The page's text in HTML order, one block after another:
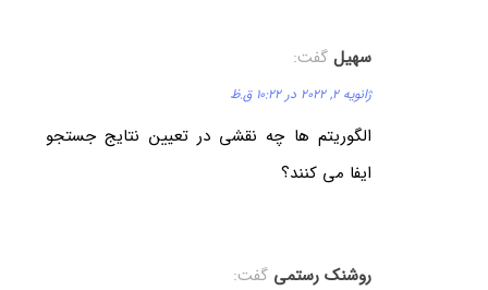
سهیل گفت:
ژانویه 2, 2022 در 10:22 ق.ظ
الگوریتم ها چه نقشی در تعیین نتایج جستجو
ایفا می کنند؟
روشنک رستمی گفت: